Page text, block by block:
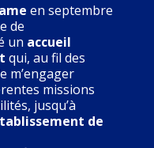
en septembre
de
un accueil
qui, au fil des
m’engager
missions
jusqu’à
de